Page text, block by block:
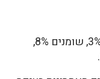
הרכב הזרעים היבשים: מים 9%, אפר 3%, שומנים 8%,